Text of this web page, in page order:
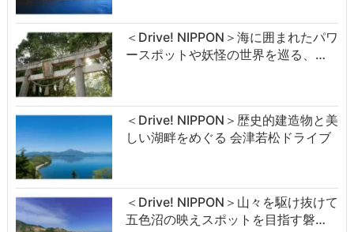
＜Drive! NIPPON＞海に囲まれたパワ
ースポットや妖怪の世界を巡る、…
＜Drive! NIPPON＞歴史的建造物と美
しい湖畔をめぐる 会津若松ドライブ
＜Drive! NIPPON＞山々を駆け抜けて
五色沼の映えスポットを目指す磐…